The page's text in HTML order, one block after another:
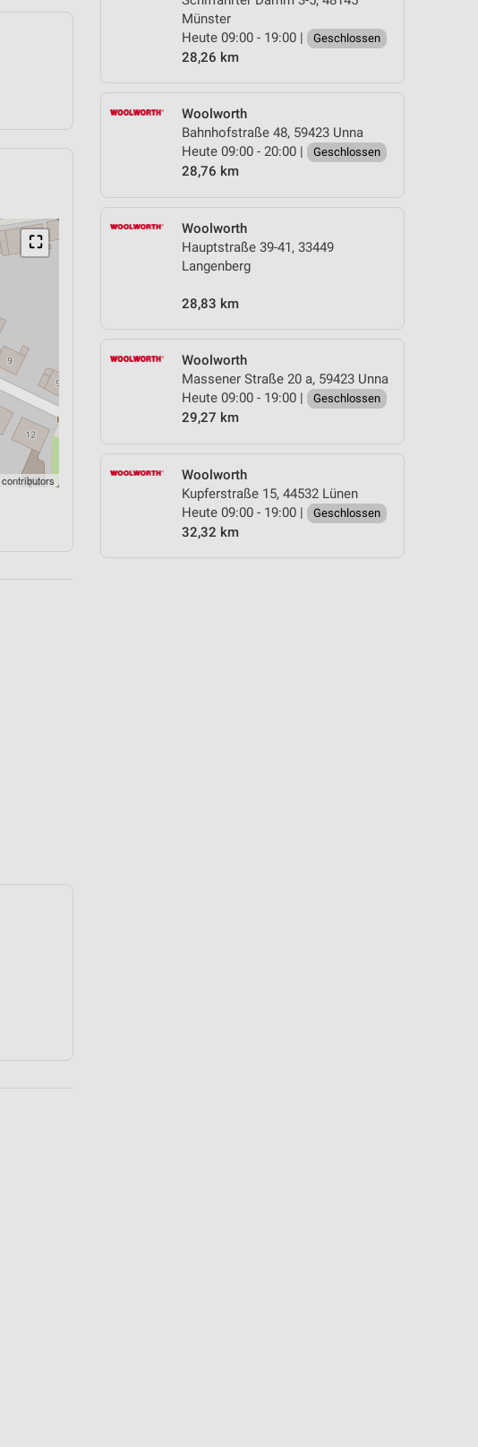
Münster
Heute 09:00 - 19:00 |
Geschlossen
28,26 km
Woolworth
Bahnhofstraße 48, 59423 Unna
Heute 09:00 - 20:00 |
Geschlossen
28,76 km
Woolworth
Hauptstraße 39-41, 33449
Langenberg
28,83 km
Woolworth
Massener Straße 20 a, 59423 Unna
Heute 09:00 - 19:00 |
Geschlossen
29,27 km
Woolworth
Kupferstraße 15, 44532 Lünen
Heute 09:00 - 19:00 |
Geschlossen
32,32 km
⛶
contributors